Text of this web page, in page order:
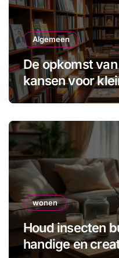
Algemeen
De opkomst
kansen voor
wonen
Houd insecten
handige en